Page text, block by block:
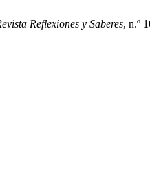
Reflexiones y Saberes, n.º